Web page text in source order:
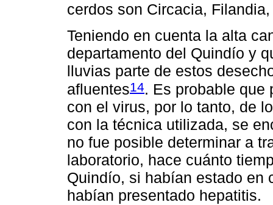
cerdos son Circacia,
Teniendo en cuenta la alta
departamento del Quindío y
lluvias parte de estos
afluentes14. Es probable que
con el virus, por lo tanto, de
con la técnica utilizada, se
no fue posible determinar a
laboratorio, hace cuánto
Quindío, si habían estado en
habían presentado hepatitis.